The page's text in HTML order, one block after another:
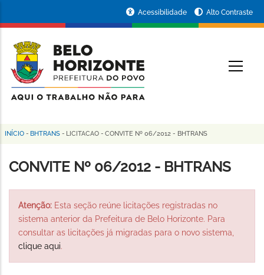
conteúdo
principal
da
Prefeitura
de
Horizonte
Acessibilidade Alto Contraste
Trilha
de
INÍCIO - BHTRANS - LICITACAO - CONVITE Nº 06/2012 - BHTRANS
CONVITE Nº 06/2012 - BHTRANS
Atenção: Esta seção reúne licitações registradas no
sistema anterior da Prefeitura de Belo Horizonte. Para
consultar as licitações já migradas para o novo sistema,
clique aqui.